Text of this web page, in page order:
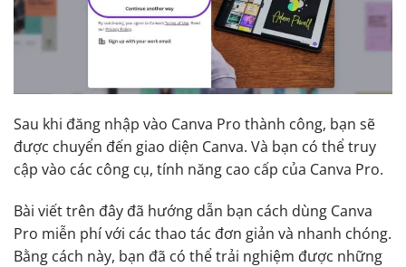
Sau khi đăng nhập vào Canva Pro thành công, bạn sẽ
được chuyển đến giao diện Canva. Và bạn có thể truy
cập vào các công cụ, tính năng cao cấp của Canva Pro.
Bài viết trên đây đã hướng dẫn bạn cách dùng Canva
Pro miễn phí với các thao tác đơn giản và nhanh chóng.
Bằng cách này, bạn đã có thể trải nghiệm được những